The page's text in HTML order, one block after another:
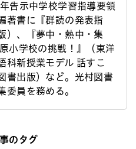
告示中学校学習指導要領
著書に『群読の発表指
）、『夢中・熱中・集
小学校の挑戦！』（東洋
科新授業モデル 話すこ
書出版）など。光村図書
委員を務める。
のタグ